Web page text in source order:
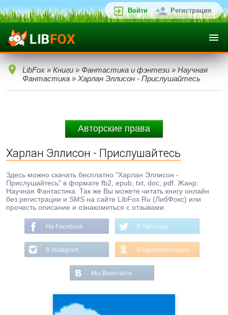
Войти Регистрация
LibFox » Книги » Фантастика и фэнтези » Научная
Фантастика » Харлан Эллисон - Прислушайтесь
Авторские права
Харлан Эллисон - Прислушайтесь
Здесь можно скачать бесплатно "Харлан Эллисон -
Прислушайтесь" в формате fb2, epub, txt, doc, pdf. Жанр:
Научная Фантастика. Так же Вы можете читать книгу онлайн
без регистрации и SMS на сайте LibFox.Ru (ЛибФокс) или
прочесть описание и ознакомиться с отзывами.
На Facebook В Твиттере
В Instagram В Одноклассниках
Мы Вконтакте